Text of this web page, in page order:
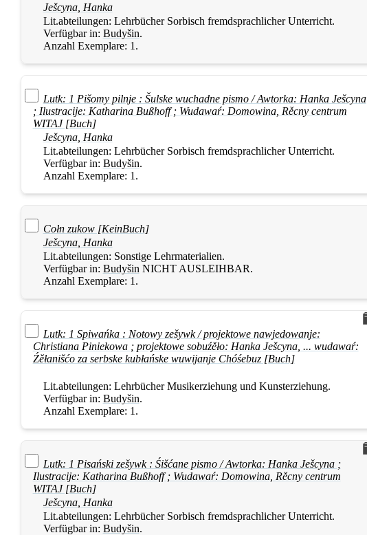
Ješcyna, Hanka
Lit.abteilungen: Lehrbücher Sorbisch fremdsprachlicher Unterricht.
Verfügbar in: Budyšin.
Anzahl Exemplare: 1.
Lutk: 1 Pišomy pilnje : Šulske wuchadne pismo / Awtorka: Hanka Ješcyna
; Ilustracije: Katharina Bußhoff ; Wudawaŕ: Domowina, Rěcny centrum
WITAJ [Buch]
Ješcyna, Hanka
Lit.abteilungen: Lehrbücher Sorbisch fremdsprachlicher Unterricht.
Verfügbar in: Budyšin.
Anzahl Exemplare: 1.
Cołn zukow [KeinBuch]
Ješcyna, Hanka
Lit.abteilungen: Sonstige Lehrmaterialien.
Verfügbar in: Budyšin NICHT AUSLEIHBAR.
Anzahl Exemplare: 1.
Lutk: 1 Spiwańka : Notowy zešywk / projektowe nawjedowanje:
Christiana Piniekowa ; projektowe sobuźěło: Hanka Ješcyna, ... wudawaŕ:
Źěłanišćo za serbske kubłańske wuwijanje Chóśebuz [Buch]
Lit.abteilungen: Lehrbücher Musikerziehung und Kunsterziehung.
Verfügbar in: Budyšin.
Anzahl Exemplare: 1.
Lutk: 1 Pisański zešywk : Śišćane pismo / Awtorka: Hanka Ješcyna;
Ilustracije: Katharina Bußhoff ; Wudawaŕ: Domowina, Rěcny centrum
WITAJ [Buch]
Ješcyna, Hanka
Lit.abteilungen: Lehrbücher Sorbisch fremdsprachlicher Unterricht.
Verfügbar in: Budyšin.